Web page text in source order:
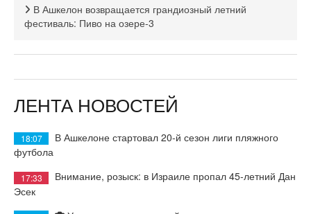
В Ашкелон возвращается грандиозный летний
фестиваль: Пиво на озере-3
ЛЕНТА НОВОСТЕЙ
18:07
В Ашкелоне стартовал 20-й сезон лиги пляжного
футбола
17:33
Внимание, розыск: в Израиле пропал 45-летний Дан
Эсек